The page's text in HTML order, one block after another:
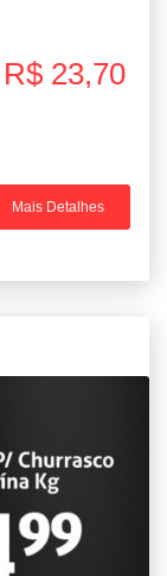
R$ 23,70
Mais Detalhes